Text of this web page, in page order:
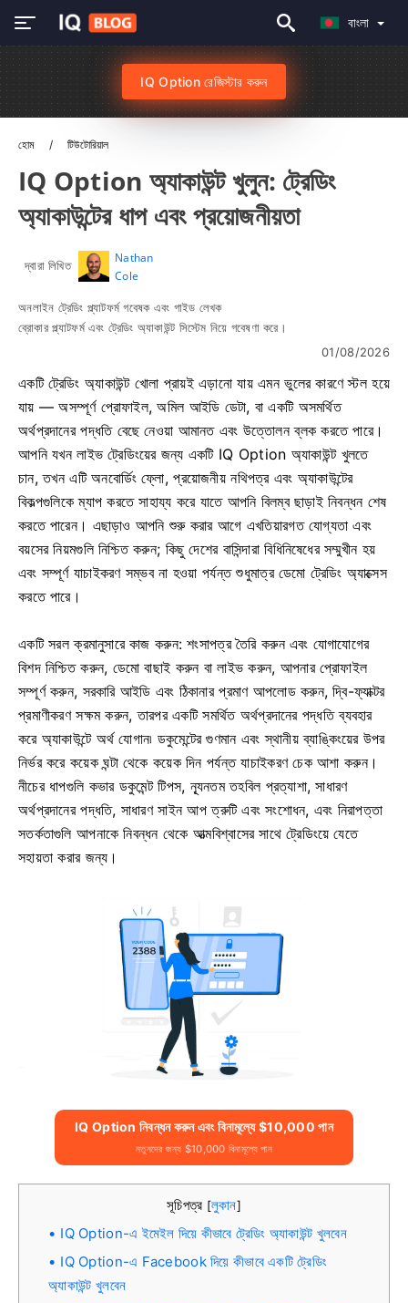
বাংলা
IQ Option রেজিস্টার করুন
হোম টিউটোরিয়াল
IQ Option অ্যাকাউন্ট খুলুন: ট্রেডিং
অ্যাকাউন্টের ধাপ এবং প্রয়োজনীয়তা
দ্বারা লিখিত
Nathan
Cole
অনলাইন ট্রেডিং প্ল্যাটফর্ম গবেষক এবং গাইড লেখক
ব্রোকার প্ল্যাটফর্ম এবং ট্রেডিং অ্যাকাউন্ট সিস্টেম নিয়ে গবেষণা করে।
01/08/2026
একটি ট্রেডিং অ্যাকাউন্ট খোলা প্রায়ই এড়ানো যায় এমন ভুলের কারণে স্টল হয়ে
যায় — অসম্পূর্ণ প্রোফাইল, অমিল আইডি ডেটা, বা একটি অসমর্থিত
অর্থপ্রদানের পদ্ধতি বেছে নেওয়া আমানত এবং উত্তোলন ব্লক করতে পারে।
আপনি যখন লাইভ ট্রেডিংয়ের জন্য একটি IQ Option অ্যাকাউন্ট খুলতে
চান, তখন এটি অনবোর্ডিং ফ্লো, প্রয়োজনীয় নথিপত্র এবং অ্যাকাউন্টের
বিকল্পগুলিকে ম্যাপ করতে সাহায্য করে যাতে আপনি বিলম্ব ছাড়াই নিবন্ধন শেষ
করতে পারেন। এছাড়াও আপনি শুরু করার আগে এখতিয়ারগত যোগ্যতা এবং
বয়সের নিয়মগুলি নিশ্চিত করুন; কিছু দেশের বাসিন্দারা বিধিনিষেধের সম্মুখীন হয়
এবং সম্পূর্ণ যাচাইকরণ সম্ভব না হওয়া পর্যন্ত শুধুমাত্র ডেমো ট্রেডিং অ্যাক্সেস
করতে পারে।
একটি সরল ক্রমানুসারে কাজ করুন: শংসাপত্র তৈরি করুন এবং যোগাযোগের
বিশদ নিশ্চিত করুন, ডেমো বাছাই করুন বা লাইভ করুন, আপনার প্রোফাইল
সম্পূর্ণ করুন, সরকারি আইডি এবং ঠিকানার প্রমাণ আপলোড করুন, দ্বি-ফ্যাক্টর
প্রমাণীকরণ সক্ষম করুন, তারপর একটি সমর্থিত অর্থপ্রদানের পদ্ধতি ব্যবহার
করে অ্যাকাউন্টে অর্থ যোগান৷ ডকুমেন্টের গুণমান এবং স্থানীয় ব্যাঙ্কিংয়ের উপর
নির্ভর করে কয়েক ঘন্টা থেকে কয়েক দিন পর্যন্ত যাচাইকরণ চেক আশা করুন।
নীচের ধাপগুলি কভার ডকুমেন্ট টিপস, ন্যূনতম তহবিল প্রত্যাশা, সাধারণ
অর্থপ্রদানের পদ্ধতি, সাধারণ সাইন আপ ত্রুটি এবং সংশোধন, এবং নিরাপত্তা
সতর্কতাগুলি আপনাকে নিবন্ধন থেকে আত্মবিশ্বাসের সাথে ট্রেডিংয়ে যেতে
সহায়তা করার জন্য।
IQ Option নিবন্ধন করুন এবং বিনামূল্যে $10,000 পান
নতুনদের জন্য $10,000 বিনামূল্যে পান
সূচিপত্র [লুকান]
IQ Option-এ ইমেইল দিয়ে কীভাবে ট্রেডিং অ্যাকাউন্ট খুলবেন
IQ Option-এ Facebook দিয়ে কীভাবে একটি ট্রেডিং
অ্যাকাউন্ট খুলবেন